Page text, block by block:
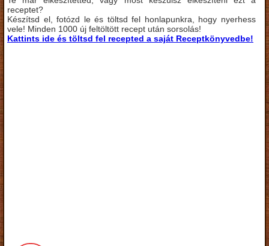
receptet?
Készítsd el, fotózd le és töltsd fel honlapunkra, hogy nyerhess
vele! Minden 1000 új feltöltött recept után sorsolás!
Kattints ide és töltsd fel recepted a saját Receptkönyvedbe!